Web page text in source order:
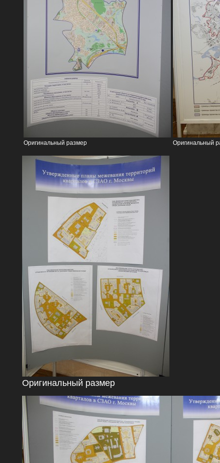
Оригинальный размер Оригинальный
Оригинальный размер